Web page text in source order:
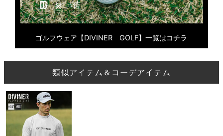
ゴルフウェア【DIVINER GOLF】一覧はコチラ
類似アイテム＆コーデアイテム